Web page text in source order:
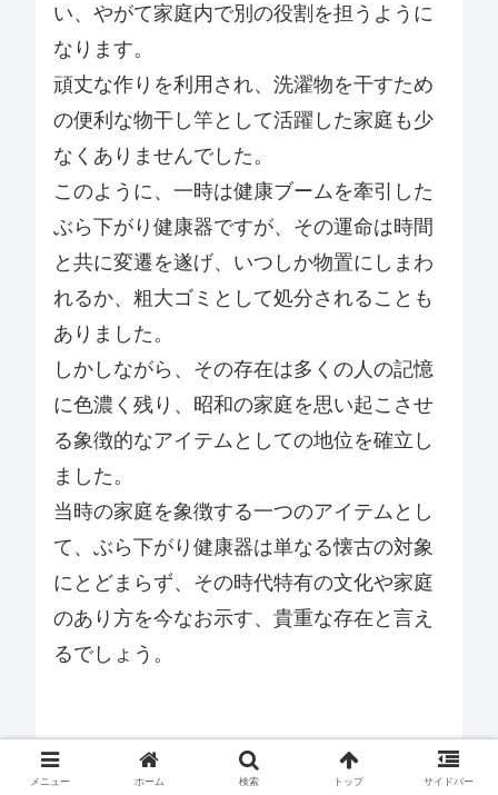
い、やがて家庭内で別の役割を担うように
なります。
頑丈な作りを利用され、洗濯物を干すため
の便利な物干し竿として活躍した家庭も少
なくありませんでした。
このように、一時は健康ブームを牽引した
ぶら下がり健康器ですが、その運命は時間
と共に変遷を遂げ、いつしか物置にしまわ
れるか、粗大ゴミとして処分されることも
ありました。
しかしながら、その存在は多くの人の記憶
に色濃く残り、昭和の家庭を思い起こさせ
る象徴的なアイテムとしての地位を確立し
ました。
当時の家庭を象徴する一つのアイテムとし
て、ぶら下がり健康器は単なる懐古の対象
にとどまらず、その時代特有の文化や家庭
のあり方を今なお示す、貴重な存在と言え
るでしょう。
メニュー ホーム 検索 トップ サイドバー